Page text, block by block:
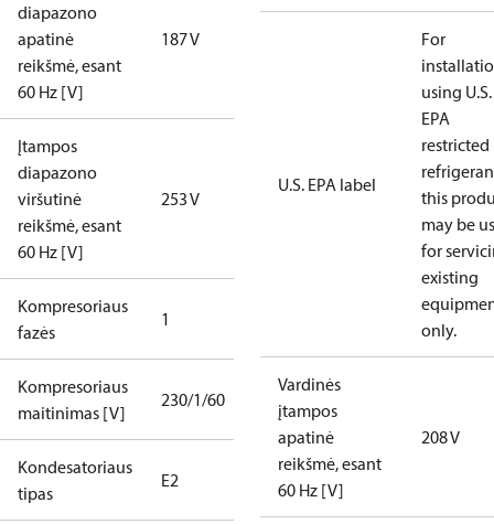
diapazono
apatinė
reikšmė, esant
60 Hz [V]
187 V
Įtampos
diapazono
viršutinė
reikšmė, esant
60 Hz [V]
253 V
Kompresoriaus
fazės
1
Kompresoriaus
maitinimas [V]
230/1/60
Kondesatoriaus
tipas
E2
U.S. EPA label
For
using U.S.
EPA
restricted
this
may be
for
existing
only.
Vardinės
įtampos
apatinė
reikšmė, esant
60 Hz [V]
208 V